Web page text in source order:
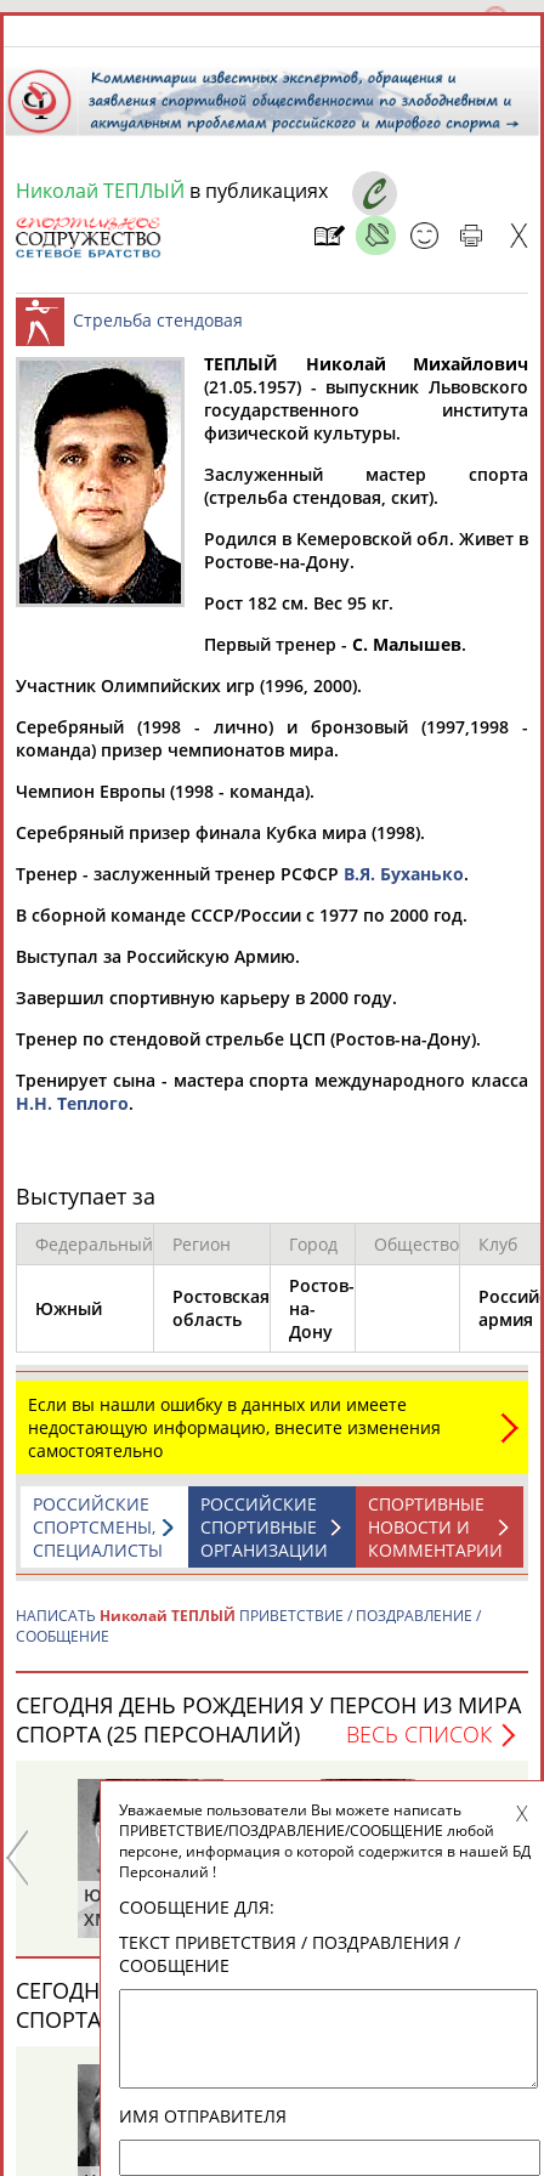
8 августа 2026 года,
СПОРТСМЕНЫ, ТРЕНЕРЫ И СПЕЦИАЛИСТЫ
Найдено: 2персоны Расширенный поиск
Николай
ТЕПЛЫЙ
Николай
ТЕПЛЫЙ
Ваш запрос: "Николай ТЕПЛЫЙ"
ТАБЛО АКТИВНОСТИ
ЦЕЛИ ПРОЕКТА КОНТАКТЫ НАШИ КНОПКИ РЕКЛАМА
©
Разработка и поддержка ООО НАИТ «Стадион»
Адресов в новостной рассылке: 996
Николай ТЕПЛЫЙ в публикациях
Стрельба стендовая
ТЕПЛЫЙ Николай Михайлович
(21.05.1957) - выпускник Львовского
государственного института
физической культуры.
Заслуженный мастер спорта
(стрельба стендовая, скит).
Родился в Кемеровской обл. Живет в
Ростове-на-Дону.
Рост 182 см. Вес 95 кг.
Первый тренер - С. Малышев.
Участник Олимпийских игр (1996, 2000).
Серебряный (1998 - лично) и бронзовый (1997,1998 -
команда) призер чемпионатов мира.
Чемпион Европы (1998 - команда).
Серебряный призер финала Кубка мира (1998).
Тренер - заслуженный тренер РСФСР В.Я. Буханько.
В сборной команде СССР/России с 1977 по 2000 год.
Выступал за Российскую Армию.
Завершил спортивную карьеру в 2000 году.
Тренер по стендовой стрельбе ЦСП (Ростов-на-Дону).
Тренирует сына - мастера спорта международного класса
Н.Н. Теплого.
Выступает за
Федеральный Регион Город Общество Клуб
Южный
Ростовская
область
Ростов-
на-
Дону
армия
Если вы нашли ошибку в данных или имеете
недостающую информацию, внесите изменения
самостоятельно
СПОРТИВНЫЕ
НОВОСТИ И
КОММЕНТАРИИ
РОССИЙСКИЕ
СПОРТИВНЫЕ
ОРГАНИЗАЦИИ
РОССИЙСКИЕ
СПОРТСМЕНЫ,
СПЕЦИАЛИСТЫ
НАПИСАТЬ Николай ТЕПЛЫЙ ПРИВЕТСТВИЕ / ПОЗДРАВЛЕНИЕ /
СООБЩЕНИЕ
СЕГОДНЯ ДЕНЬ РОЖДЕНИЯ У ПЕРСОН ИЗ МИРА
СПОРТА (25 ПЕРСОНАЛИЙ)
ВЕСЬ СПИСОК
Юрий
ХМЫЛЕВ
СЕГОДНЯ ДЕНЬ ПАМЯТИ У ПЕРСОН ИЗ МИРА
СПОРТА (4 ПЕРСОНАЛИЙ)
Уважаемые пользователи Вы можете написать
ПРИВЕТСТВИЕ/ПОЗДРАВЛЕНИЕ/СООБЩЕНИЕ любой
персоне, информация о которой содержится в нашей БД
Персоналий !
СООБЩЕНИЕ ДЛЯ:
ТЕКСТ ПРИВЕТСТВИЯ / ПОЗДРАВЛЕНИЯ /
СООБЩЕНИЕ
ИМЯ ОТПРАВИТЕЛЯ